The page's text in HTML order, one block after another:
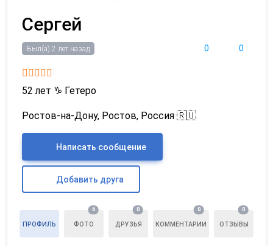
Сергей
0 0
Был(а) 2 лет назад
52 лет ♑ Гетеро
Ростов-на-Дону, Ростов, Россия 🇷🇺
Написать сообщение
Добавить друга
ПРОФИЛЬ ФОТО
6
ДРУЗЬЯ
0
КОММЕНТАРИИ
0
ОТЗЫВЫ
0